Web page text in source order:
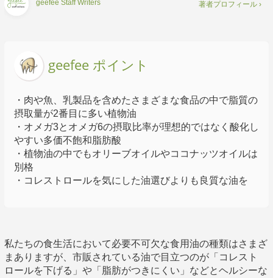
geefee Staff Writers 著者プロフィール ›
geefee ポイント
・肉や魚、乳製品を含めたさまざまな食品の中で脂質の
摂取量が2番目に多い植物油
・オメガ3とオメガ6の摂取比率が理想的ではなく酸化し
やすい多価不飽和脂肪酸
・植物油の中でもオリーブオイルやココナッツオイルは
別格
・コレストロールを気にした油選びよりも良質な油を
私たちの食生活において必要不可欠な食用油の種類はさまざ
まありますが、市販されている油で目立つのが「コレスト
ロールを下げる」や「脂肪がつきにくい」などとヘルシーな